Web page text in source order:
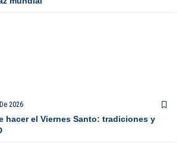
2026
hacer el Viernes Santo: tradiciones y